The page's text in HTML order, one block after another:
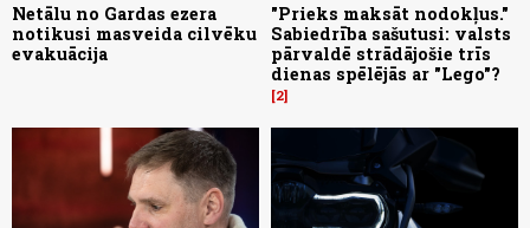
Netālu no Gardas ezera
notikusi masveida cilvēku
evakuācija
"Prieks maksāt nodokļus."
Sabiedrība sašutusi: valsts
pārvaldē strādājošie trīs
dienas spēlējās ar "Lego"?
2